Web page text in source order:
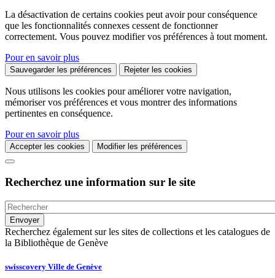
La désactivation de certains cookies peut avoir pour conséquence
que les fonctionnalités connexes cessent de fonctionner
correctement. Vous pouvez modifier vos préférences à tout moment.
Pour en savoir plus
Sauvegarder les préférences Rejeter les cookies
Nous utilisons les cookies pour améliorer votre navigation,
mémoriser vos préférences et vous montrer des informations
pertinentes en conséquence.
Pour en savoir plus
Accepter les cookies Modifier les préférences
Recherchez une information sur le site
Recherchez également sur les sites de collections et les catalogues de
la Bibliothèque de Genève
swisscovery Ville de Genève